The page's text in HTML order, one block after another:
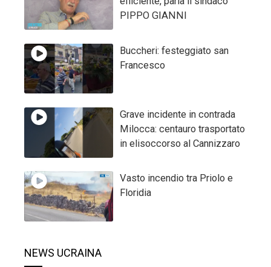
PIPPO GIANNI
Buccheri: festeggiato san
Francesco
Grave incidente in contrada
Milocca: centauro trasportato
in elisoccorso al Cannizzaro
Vasto incendio tra Priolo e
Floridia
NEWS UCRAINA